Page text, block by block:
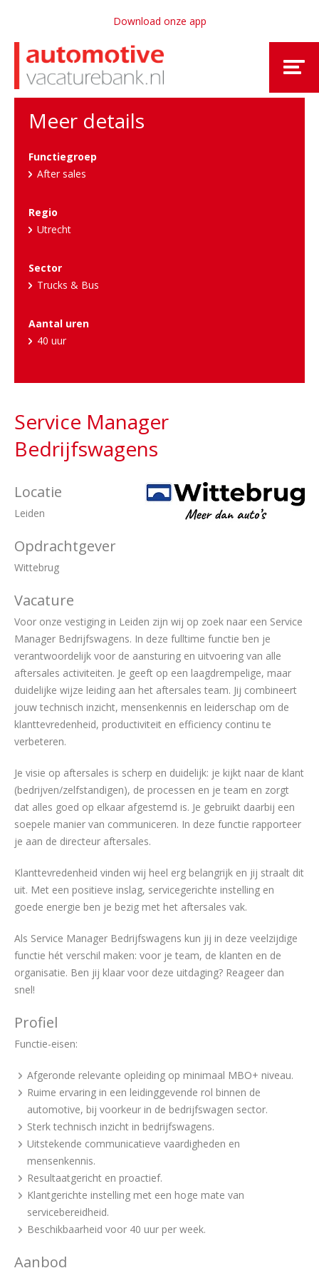
Download onze app
Meer details
Functiegroep
After sales
Regio
Utrecht
Sector
Trucks & Bus
Aantal uren
40 uur
Service Manager
Bedrijfswagens
Locatie
Leiden
Opdrachtgever
Wittebrug
Vacature
Voor onze vestiging in Leiden zijn wij op zoek naar een Service
Manager Bedrijfswagens. In deze fulltime functie ben je
verantwoordelijk voor de aansturing en uitvoering van alle
aftersales activiteiten. Je geeft op een laagdrempelige, maar
duidelijke wijze leiding aan het aftersales team. Jij combineert
jouw technisch inzicht, mensenkennis en leiderschap om de
klanttevredenheid, productiviteit en efficiency continu te
verbeteren.
Je visie op aftersales is scherp en duidelijk: je kijkt naar de klant
(bedrijven/zelfstandigen), de processen en je team en zorgt
dat alles goed op elkaar afgestemd is. Je gebruikt daarbij een
soepele manier van communiceren. In deze functie rapporteer
je aan de directeur aftersales.
Klanttevredenheid vinden wij heel erg belangrijk en jij straalt dit
uit. Met een positieve inslag, servicegerichte instelling en
goede energie ben je bezig met het aftersales vak.
Als Service Manager Bedrijfswagens kun jij in deze veelzijdige
functie hét verschil maken: voor je team, de klanten en de
organisatie. Ben jij klaar voor deze uitdaging? Reageer dan
snel!
Profiel
Functie-eisen:
Afgeronde relevante opleiding op minimaal MBO+ niveau.
Ruime ervaring in een leidinggevende rol binnen de
automotive, bij voorkeur in de bedrijfswagen sector.
Sterk technisch inzicht in bedrijfswagens.
Uitstekende communicatieve vaardigheden en
mensenkennis.
Resultaatgericht en proactief.
Klantgerichte instelling met een hoge mate van
servicebereidheid.
Beschikbaarheid voor 40 uur per week.
Aanbod